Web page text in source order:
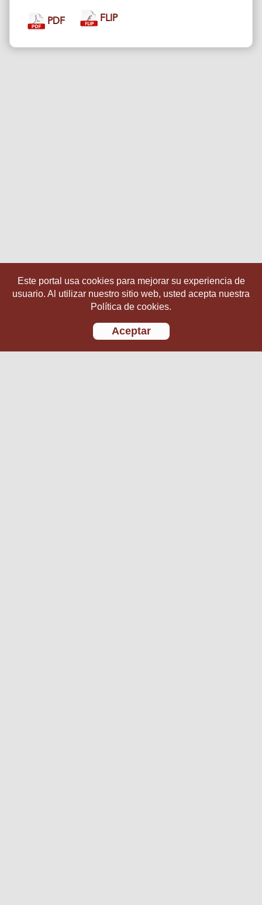
PDF FLIP
Este portal usa cookies para mejorar su experiencia de
usuario. Al utilizar nuestro sitio web, usted acepta nuestra
Política de cookies.
Aceptar